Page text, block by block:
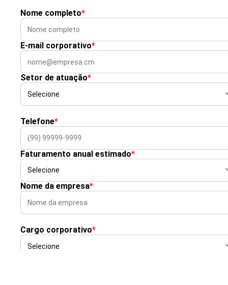
Nome completo*
E-mail corporativo*
Setor de atuação*
Telefone*
Faturamento anual estimado*
Nome da empresa*
Cargo corporativo*